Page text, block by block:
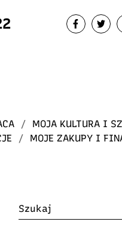
/ MOJA KULTURA I
/ MOJE ZAKUPY I